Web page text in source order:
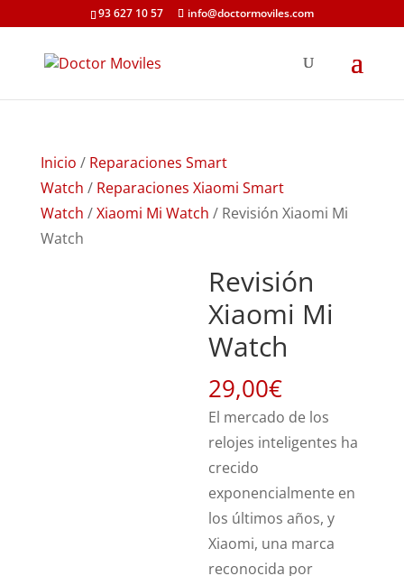
93 627 10 57 info@doctormoviles.com
Inicio / Reparaciones Smart
Watch / Reparaciones Xiaomi Smart
Watch /Xiaomi Mi Watch / Revisión Xiaomi Mi
Watch
Revisión
Xiaomi Mi
Watch
29,00€
El mercado de los
relojes inteligentes ha
crecido
exponencialmente en
los últimos años, y
Xiaomi, una marca
reconocida por